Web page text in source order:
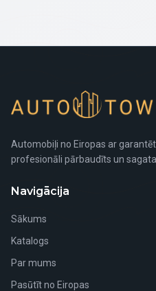
Automobiļi no Eiropas ar
profesionāli pārbaudīts un
Navigācija
Sākums
Katalogs
Par mums
Pasūtīt no Eiropas